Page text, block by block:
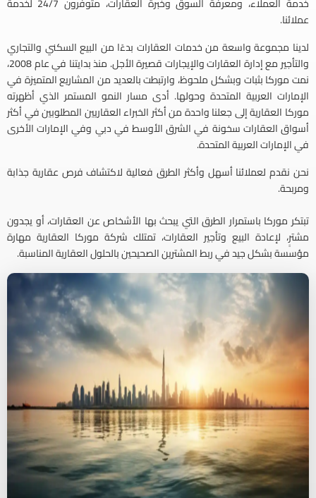
عملائنا.
لدينا مجموعة واسعة من خدمات العقارات بدءًا من البيع السكني والتجاري
والتأجير مع إدارة العقارات والإيجارات قصيرة الأجل. منذ بدايتنا في عام 2008،
نمت موركا بثبات وبشكل ملحوظ، وارتبطت بالعديد من المشاريع المتميزة في
الإمارات العربية المتحدة وحولها. أدى مسار النمو المستمر الذي أظهرته
موركا العقارية إلى جعلنا واحدة من أكثر الخبراء العقاريين المطلوبين في أكثر
أسواق العقارات سخونة في الشرق الأوسط في دبي وفي الإمارات الأخرى
في الإمارات العربية المتحدة.
نحن نقدم لعملائنا أسهل وأكثر الطرق فعالية لاكتشاف فرص عقارية جذابة
ومربحة.
تبتكر موركا باستمرار الطرق التي يبحث بها الأشخاص عن العقارات، أو يجدون
مشترٍ، لإعادة البيع وتأجير العقارات، تمتلك شركة موركا العقارية مهارة
مؤسسة بشكل جيد في ربط المشترين الصحيحين بالحلول العقارية المناسبة.